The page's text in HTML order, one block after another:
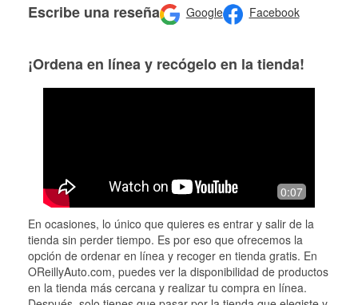
Escribe una reseña Google Facebook
¡Ordena en línea y recógelo en la tienda!
0:07
En ocasiones, lo único que quieres es entrar y salir de la
tienda sin perder tiempo. Es por eso que ofrecemos la
opción de ordenar en línea y recoger en tienda gratis. En
OReillyAuto.com, puedes ver la disponibilidad de productos
en la tienda más cercana y realizar tu compra en línea.